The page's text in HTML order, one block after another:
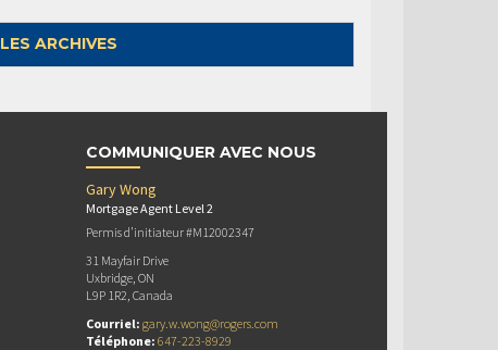
LES ARCHIVES
COMMUNIQUER AVEC NOUS
Gary Wong
Mortgage Agent Level 2
Permis d’initiateur #M12002347
31 Mayfair Drive
Uxbridge, ON
L9P 1R2, Canada
Courriel: gary.w.wong@rogers.com
Téléphone: 647-223-8929